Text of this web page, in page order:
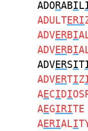
ADORABIL
ADULTERI
ADVERBI
ADVERBI
ADVERSIT
ADVERTIZ
AECIDI
AEGIRI
AERIALI